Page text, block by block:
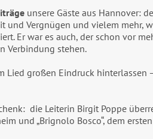
unsere Gäste aus Hannover:
und Vergnügen und vielem mehr,
Er war es auch, der schon vor
Verbindung stehen.
Lied großen Eindruck hinterlassen
die Leiterin Birgit Poppe
und „Brignolo Bosco“, dem ersten